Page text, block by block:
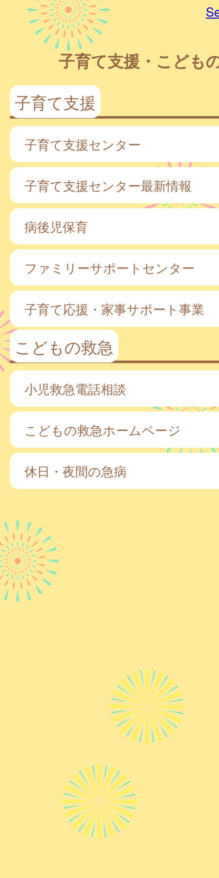
子育て支援・こども
子育て支援
子育て支援センター
子育て支援センター最新情報
病後児保育
ファミリーサポートセンター
子育て応援・家事サポート事業
こどもの救急
小児救急電話相談
こどもの救急ホームページ
休日・夜間の急病